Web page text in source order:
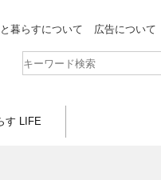
と暮らすについて 広告について
す LIFE